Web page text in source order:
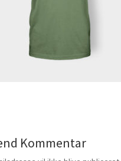
Kommentar